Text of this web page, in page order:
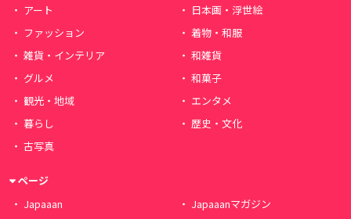
アート
日本画・浮世絵
ファッション
着物・和服
雑貨・インテリア
和雑貨
グルメ
和菓子
観光・地域
エンタメ
暮らし
歴史・文化
古写真
ページ
Japaaan
Japaaanマガジン